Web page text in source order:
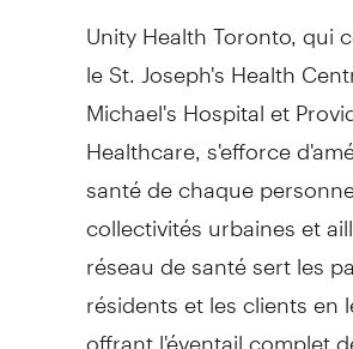
Unity Health Toronto, qui
le St. Joseph's Health
Michael's Hospital et
Healthcare, s'efforce
santé de chaque
collectivités urbaines et
réseau de santé sert les
résidents et les clients en
offrant l'éventail complet